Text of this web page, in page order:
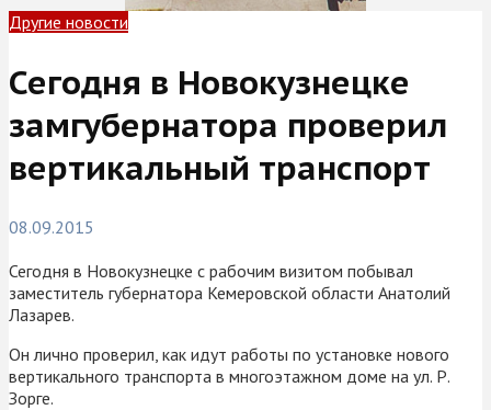
Другие новости
Сегодня в Новокузнецке
замгубернатора проверил
вертикальный транспорт
08.09.2015
Сегодня в Новокузнецке с рабочим визитом побывал
заместитель губернатора Кемеровской области Анатолий
Лазарев.
Он лично проверил, как идут работы по установке нового
вертикального транспорта в многоэтажном доме на ул. Р.
Зорге.